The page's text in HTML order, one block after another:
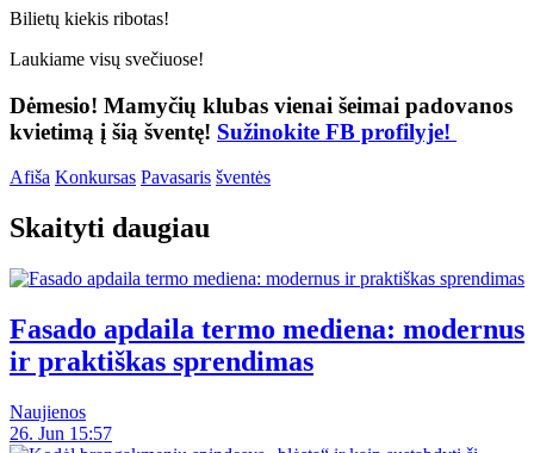
Bilietų kiekis ribotas!
Laukiame visų svečiuose!
Dėmesio! Mamyčių klubas vienai šeimai padovanos
kvietimą į šią šventę! Sužinokite FB profilyje!
Afiša Konkursas Pavasaris šventės
Skaityti daugiau
Fasado apdaila termo mediena: modernus
ir praktiškas sprendimas
Naujienos
26. Jun 15:57